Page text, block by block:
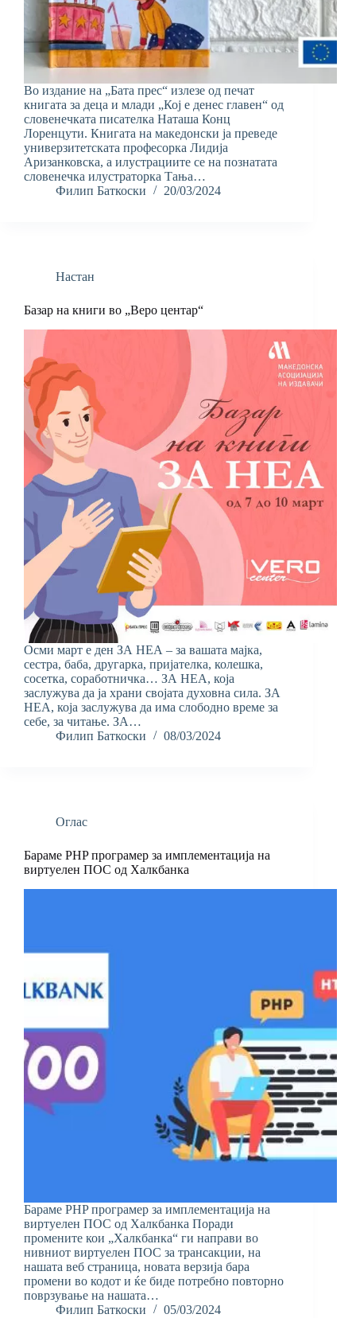
Во издание на „Бата прес“ излезе од печат
книгата за деца и млади „Кој e денес главен“ од
словенечката писателка Наташа Конц
Лоренцути. Книгата на македонски ја преведе
универзитетската професорка Лидија
Аризанковска, а илустрациите се на познатата
словенечка илустраторка Тања…
Филип Баткоски
20/03/2024
Настан
Базар на книги во „Веро центар“
Осми март е ден ЗА НЕА – за вашата мајка,
сестра, баба, другарка, пријателка, колешка,
сосетка, соработничка… ЗА НЕА, која
заслужува да ја храни својата духовна сила. ЗА
НЕА, која заслужува да има слободно време за
себе, за читање. ЗА…
Филип Баткоски
08/03/2024
Оглас
Бараме PHP програмер за имплементација на
виртуелен ПОС од Халкбанка
Бараме PHP програмер за имплементација на
виртуелен ПОС од Халкбанка Поради
промените кои „Халкбанка“ ги направи во
нивниот виртуелен ПОС за трансакции, на
нашата веб страница, новата верзија бара
промени во кодот и ќе биде потребно повторно
поврзување на нашата…
Филип Баткоски
05/03/2024